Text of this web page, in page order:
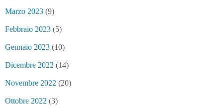
Marzo 2023 (9)
Febbraio 2023 (5)
Gennaio 2023 (10)
Dicembre 2022 (14)
Novembre 2022 (20)
Ottobre 2022 (3)